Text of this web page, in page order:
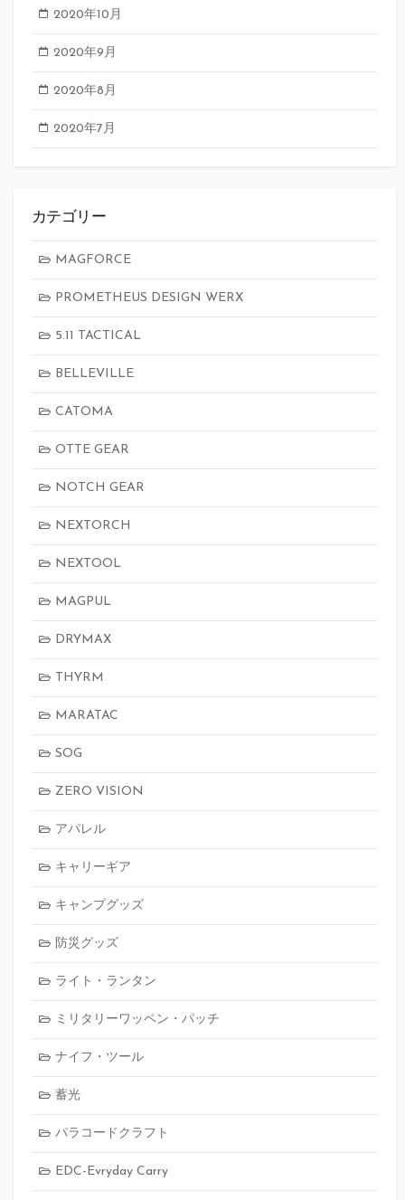
2020年10月
2020年9月
2020年8月
2020年7月
カテゴリー
MAGFORCE
PROMETHEUS DESIGN WERX
5.11 TACTICAL
BELLEVILLE
CATOMA
OTTE GEAR
NOTCH GEAR
NEXTORCH
NEXTOOL
MAGPUL
DRYMAX
THYRM
MARATAC
SOG
ZERO VISION
アパレル
キャリーギア
キャンプグッズ
防災グッズ
ライト・ランタン
ミリタリーワッペン・パッチ
ナイフ・ツール
蓄光
パラコードクラフト
EDC-Evryday Carry